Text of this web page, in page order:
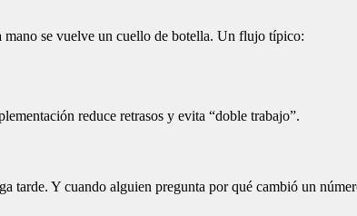
mano se vuelve un cuello de botella. Un flujo típico:
reduce retrasos y evita “doble trabajo”.
tarde. Y cuando alguien pregunta por qué cambió un